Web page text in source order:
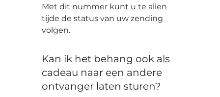
Met dit nummer kunt u te allen
tijde de status van uw zending
volgen.
Kan ik het behang ook als
cadeau naar een andere
ontvanger laten sturen?